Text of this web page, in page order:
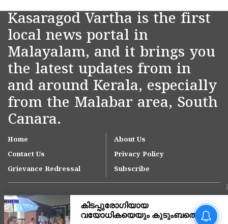
Kasaragod Vartha is the first
local news portal in
Malayalam, and it brings you
the latest updates from in
and around Kerala, especially
from the Malabar area, South
Canara.
Home
About Us
Contact Us
Privacy Policy
Grievance Redressal
Subscribe
അർജുൻ ആയങ്കിയുടെ
അറസ്റ്റ് നാടകീയ